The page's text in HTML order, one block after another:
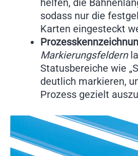
sodass nur die
Karten eingesteckt
Markierungsfeldern
Statusbereiche wie
deutlich markieren,
Prozess gezielt